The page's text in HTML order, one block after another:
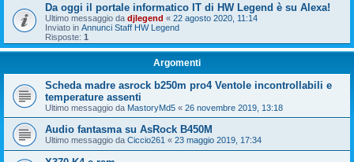
Da oggi il portale informatico IT di HW Legend è su Alexa!
Ultimo messaggio da djlegend « 22 agosto 2020, 11:14
Inviato in Annunci Staff HW Legend
Risposte: 1
Argomenti
Scheda madre asrock b250m pro4 Ventole incontrollabili e
temperature assenti
Ultimo messaggio da MastoryMd5 « 26 novembre 2019, 13:18
Audio fantasma su AsRock B450M
Ultimo messaggio da Ciccio261 « 23 maggio 2019, 17:34